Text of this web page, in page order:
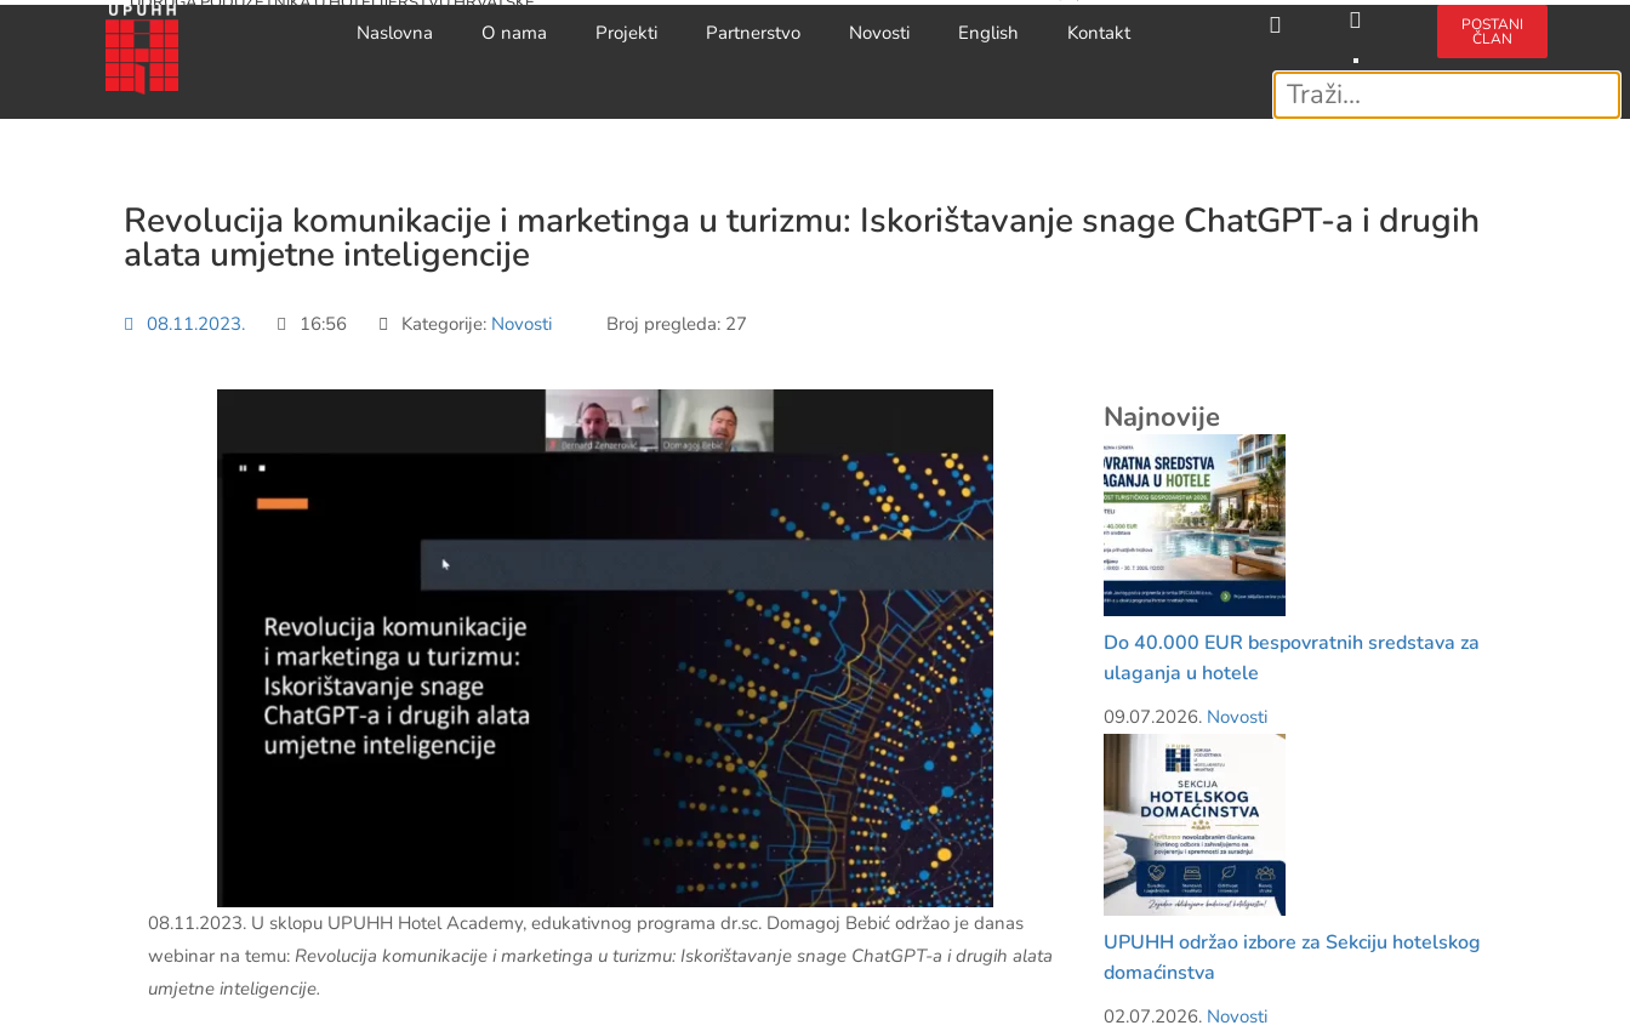
Naslovna O nama Projekti Partnerstvo Novosti English Kontakt POSTANI
ČLAN
Revolucija komunikacije i marketinga u turizmu: Iskorištavanje snage ChatGPT-a i drugih
alata umjetne inteligencije
08.11.2023. 16:56 Kategorije: Novosti Broj pregleda: 27
08.11.2023. U sklopu UPUHH Hotel Academy, edukativnog programa dr.sc. Domagoj Bebić održao je danas
webinar na temu: Revolucija komunikacije i marketinga u turizmu: Iskorištavanje snage ChatGPT-a i drugih alata
umjetne inteligencije.
Najnovije
Do 40.000 EUR bespovratnih sredstava za
ulaganja u hotele
09.07.2026. Novosti
UPUHH održao izbore za Sekciju hotelskog
domaćinstva
02.07.2026. Novosti